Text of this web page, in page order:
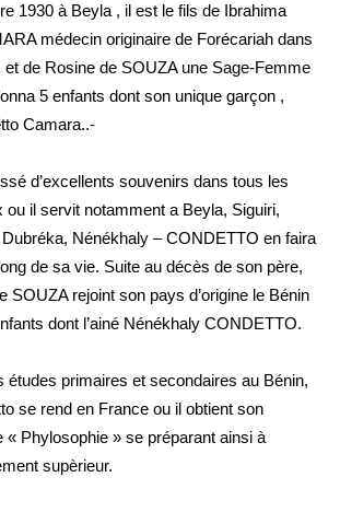
1930 à Beyla , il est le fils de Ibrahima
médecin originaire de Forécariah dans
et de Rosine de SOUZA une Sage-Femme
5 enfants dont son unique garçon ,
Camara..-
d’excellents souvenirs dans tous les
il servit notamment a Beyla, Siguiri,
Nénékhaly – CONDETTO en faira
de sa vie. Suite au décès de son père,
SOUZA rejoint son pays d’origine le Bénin
dont l’ainé Nénékhaly CONDETTO.
études primaires et secondaires au Bénin,
se rend en France ou il obtient son
« Phylosophie » se préparant ainsi à
supèrieur.